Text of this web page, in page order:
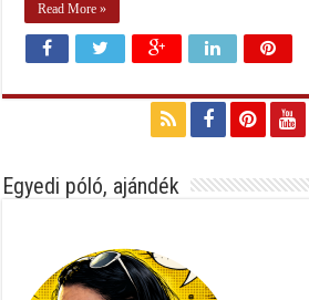
Read More »
Egyedi póló, ajándék